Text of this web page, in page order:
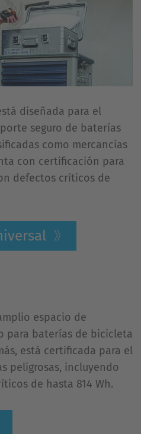
diseñada para el
seguro de baterías
como mercancías
con certificación para
defectos críticos de
espacio de
para baterías de bicicleta
está certificada para el
peligrosas, incluyendo
de hasta 814 Wh.